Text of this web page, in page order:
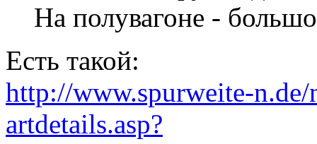
На полувагоне -
Есть такой:
http://www.spurweite-
artdetails.asp?